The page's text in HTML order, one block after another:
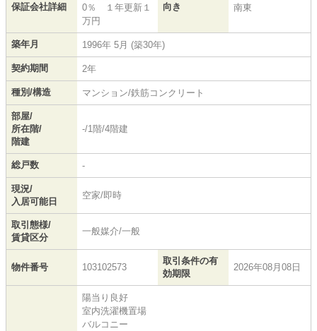
保証会社詳細
0％ １年更新１
万円
向き 南東
築年月 1996年 5月 (築30年)
契約期間 2年
種別/構造 マンション/鉄筋コンクリート
部屋/
所在階/
階建
-/1階/4階建
総戸数 -
現況/
入居可能日
空家/即時
取引態様/
賃貸区分
一般媒介/一般
物件番号 103102573
取引条件の有
効期限
2026年08月08日
陽当り良好
室内洗濯機置場
バルコニー